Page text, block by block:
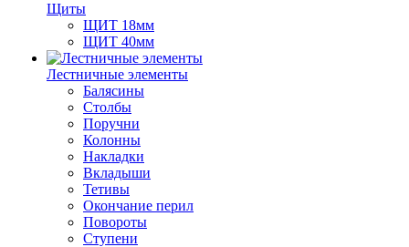
Щиты
ЩИТ 18мм
ЩИТ 40мм
Лестничные элементы
Балясины
Столбы
Поручни
Колонны
Накладки
Вкладыши
Тетивы
Окончание перил
Повороты
Ступени